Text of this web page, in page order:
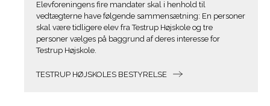
Elevforeningens fire mandater skal i henhold til
vedtægterne have følgende sammensætning: En personer
skal være tidligere elev fra Testrup Højskole og tre
personer vælges på baggrund af deres interesse for
Testrup Højskole.
TESTRUP HØJSKOLES BESTYRELSE